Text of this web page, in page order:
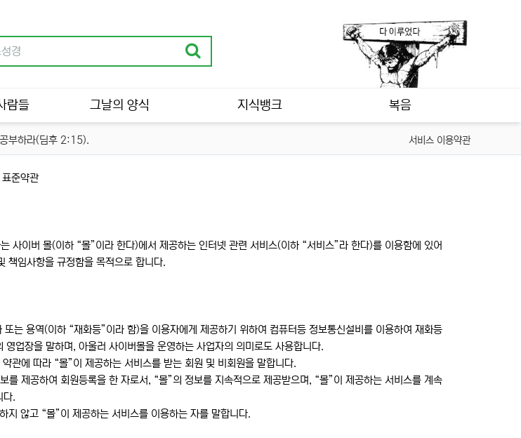
람들 그날의 양식 지식뱅크 복음
부하라(딤후 2:15). 서비스 이용약관
준약관
사이버 몰(이하 “몰”이라 한다)에서 제공하는 인터넷 관련 서비스(이하 “서비스”라 한다)를 이용함에 있어
책임사항을 규정함을 목적으로 합니다.
는 용역(이하 “재화등”이라 함)을 이용자에게 제공하기 위하여 컴퓨터등 정보통신설비를 이용하여 재화등
영업장을 말하며, 아울러 사이버몰을 운영하는 사업자의 의미로도 사용합니다.
관에 따라 “몰”이 제공하는 서비스를 받는 회원 및 비회원을 말합니다.
를 제공하여 회원등록을 한 자로서, “몰”의 정보를 지속적으로 제공받으며, “몰”이 제공하는 서비스를 계속
다.
지 않고 “몰”이 제공하는 서비스를 이용하는 자를 말합니다.